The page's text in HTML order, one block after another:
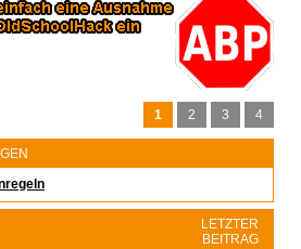
1 2 3 4
LETZTER
BEITRAG